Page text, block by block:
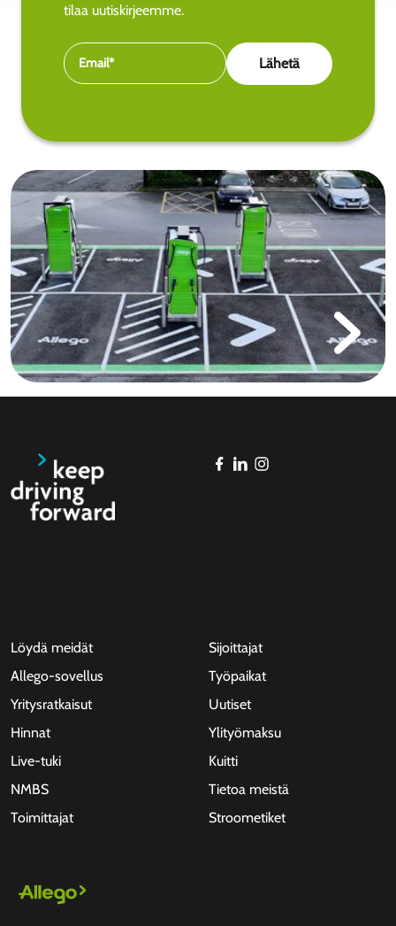
tilaa uutiskirjeemme.
Löydä meidät
Allego-sovellus
Yritysratkaisut
Hinnat
Live-tuki
NMBS
Toimittajat
Sijoittajat
Työpaikat
Uutiset
Ylityömaksu
Kuitti
Tietoa meistä
Stroometiket